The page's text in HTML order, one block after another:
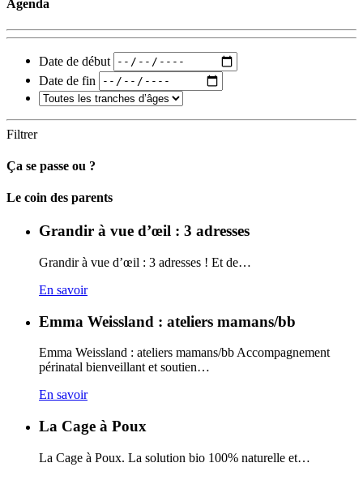
Agenda
Date de début
Date de fin
Filtrer
Ça se passe ou ?
Carto
Le coin des parents
Grandir à vue d’œil : 3 adresses
Grandir à vue d’œil : 3 adresses ! Et de…
En savoir
Emma Weissland : ateliers mamans/bb
Emma Weissland : ateliers mamans/bb Accompagnement
périnatal bienveillant et soutien…
En savoir
La Cage à Poux
La Cage à Poux. La solution bio 100% naturelle et…